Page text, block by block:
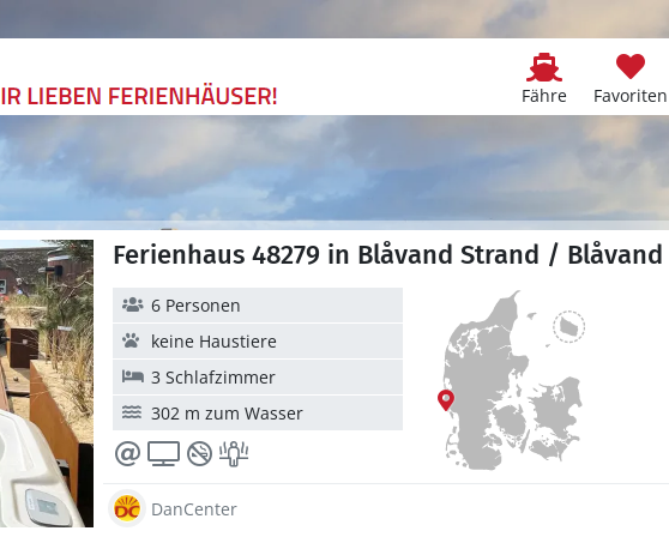
Fähre Favoriten
Ferienhaus 48279 in Blåvand Strand / Blåvand
6 Personen
keine Haustiere
3 Schlafzimmer
302 m zum Wasser
DanCenter